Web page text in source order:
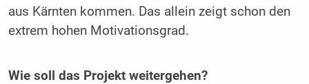
aus Kärnten kommen. Das allein zeigt schon den
extrem hohen Motivationsgrad.
Wie soll das Projekt weitergehen?